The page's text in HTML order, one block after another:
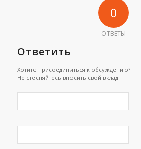
0
ОТВЕТЫ
Ответить
Хотите присоединиться к обсуждению?
Не стесняйтесь вносить свой вклад!